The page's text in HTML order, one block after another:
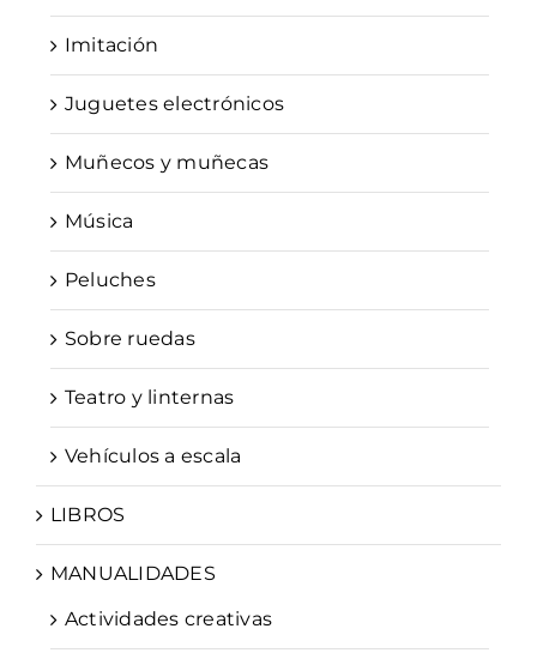
Imitación
Juguetes electrónicos
Muñecos y muñecas
Música
Peluches
Sobre ruedas
Teatro y linternas
Vehículos a escala
LIBROS
MANUALIDADES
Actividades creativas